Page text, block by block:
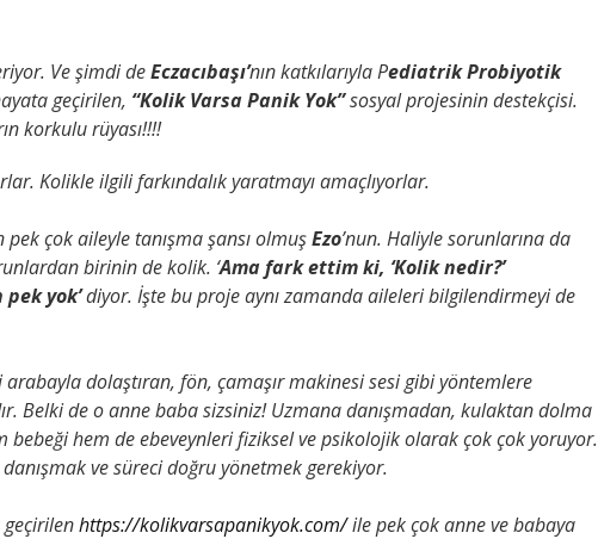
Ve şimdi deEczacıbaşı’nın katkılarıyla Pediatrik Probiyotik
geçirilen, “Kolik Varsa Panik Yok”sosyal projesinin destekçisi.
korkulu rüyası!!!!
Kolikle ilgili farkındalık yaratmayı amaçlıyorlar.
pek çok aileyle tanışma şansı olmuşEzo’nun. Haliyle sorunlarına da
birinin de kolik. ‘Ama fark ettim ki, ‘Kolik nedir?’
yok’diyor. İşte bu proje aynı zamanda aileleri bilgilendirmeyi de
arabayla dolaştıran, fön, çamaşır makinesi sesi gibi yöntemlere
Belki de o anne baba sizsiniz! Uzmana danışmadan, kulaktan dolma
hem de ebeveynleri fiziksel ve psikolojik olarak çok çok yoruyor.
ve süreci doğru yönetmek gerekiyor.
https://kolikvarsapanikyok.com/ile pek çok anne ve babaya